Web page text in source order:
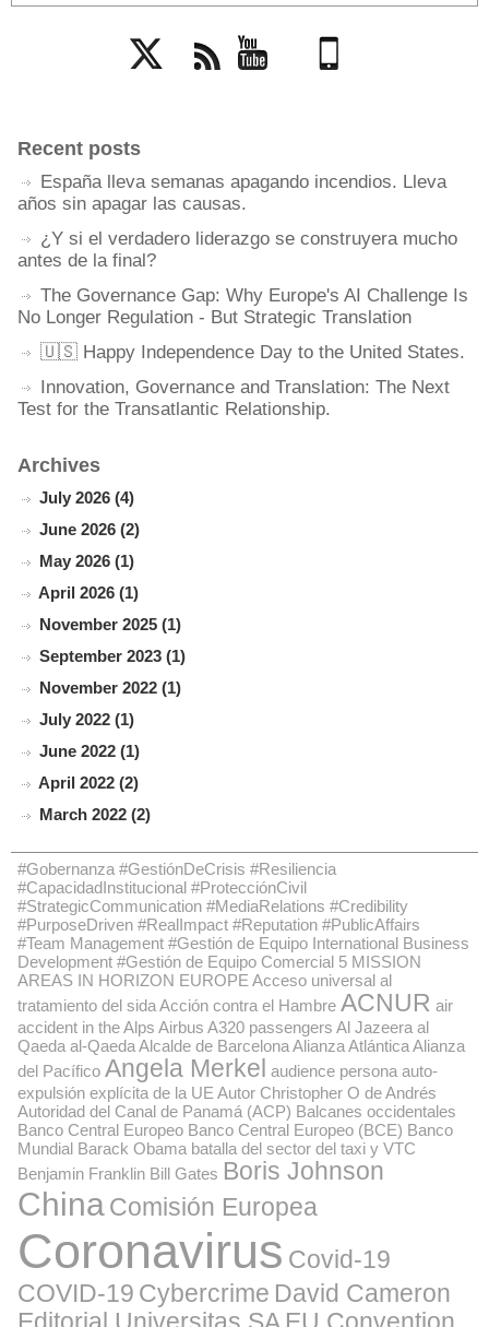
Recent posts
España lleva semanas apagando incendios. Lleva
años sin apagar las causas.
¿Y si el verdadero liderazgo se construyera mucho
antes de la final?
The Governance Gap: Why Europe's AI Challenge Is
No Longer Regulation - But Strategic Translation
🇺🇸 Happy Independence Day to the United States.
Innovation, Governance and Translation: The Next
Test for the Transatlantic Relationship.
Archives
July 2026 (4)
June 2026 (2)
May 2026 (1)
April 2026 (1)
November 2025 (1)
September 2023 (1)
November 2022 (1)
July 2022 (1)
June 2022 (1)
April 2022 (2)
March 2022 (2)
#Gobernanza #GestiónDeCrisis #Resiliencia
#CapacidadInstitucional #ProtecciónCivil
#StrategicCommunication #MediaRelations #Credibility
#PurposeDriven #RealImpact #Reputation #PublicAffairs
#Team Management #Gestión de Equipo International Business
Development #Gestión de Equipo Comercial 5 MISSION
AREAS IN HORIZON EUROPE Acceso universal al
tratamiento del sidaAcción contra el Hambre ACNUR air
accident in the Alps Airbus A320 passengers Al Jazeera al
Qaeda al-QaedaAlcalde de BarcelonaAlianza AtlánticaAlianza
del Pacífico Angela Merkel audience persona auto-
expulsión explícita de la UE Autor Christopher O de Andrés
Autoridad del Canal de Panamá (ACP) Balcanes occidentales
Banco Central Europeo Banco Central Europeo (BCE) Banco
Mundial Barack Obama batalla del sector del taxi y VTC
Benjamin Franklin Bill Gates Boris Johnson
China Comisión Europea
Coronavirus Covid-19
COVID-19 Cybercrime David Cameron